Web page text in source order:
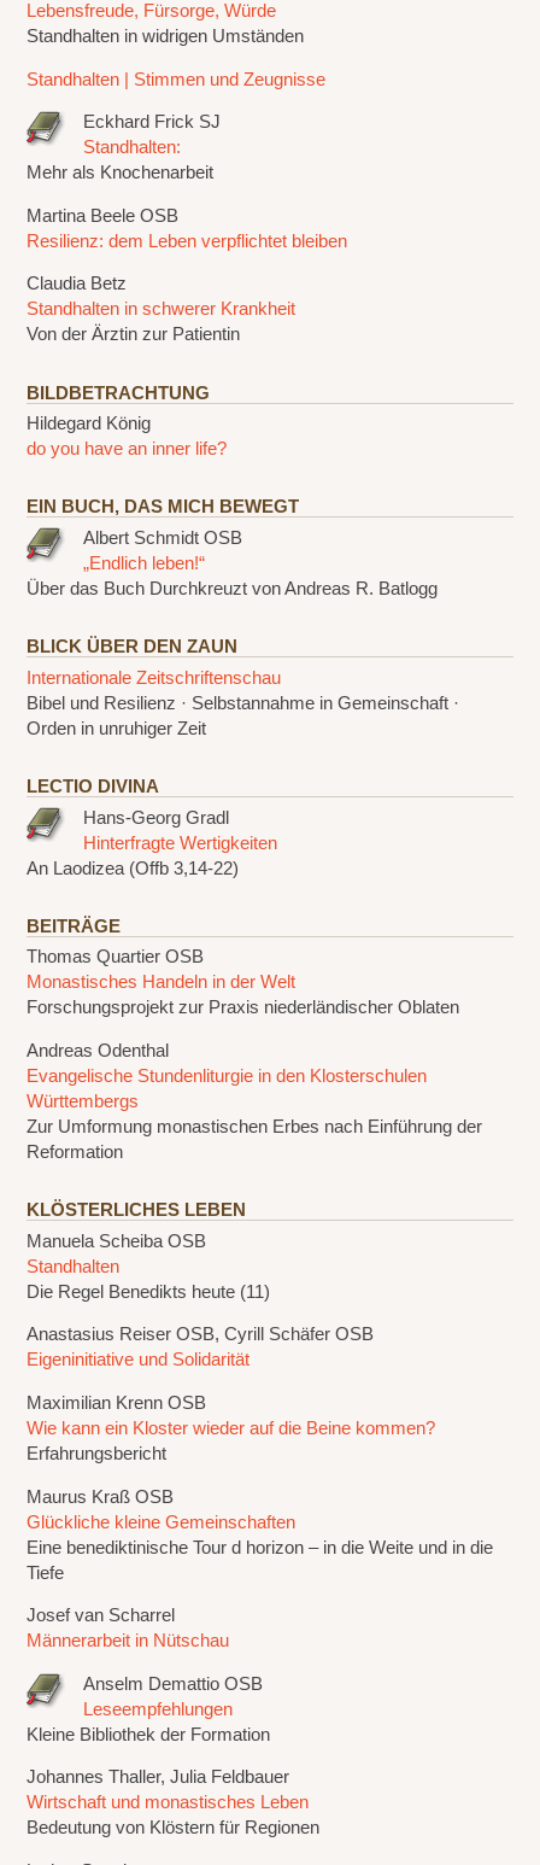
Lebensfreude, Fürsorge, Würde
Standhalten in widrigen Umständen
Standhalten | Stimmen und Zeugnisse
Eckhard Frick SJ
Standhalten:
Mehr als Knochenarbeit
Martina Beele OSB
Resilienz: dem Leben verpflichtet bleiben
Claudia Betz
Standhalten in schwerer Krankheit
Von der Ärztin zur Patientin
BILDBETRACHTUNG
Hildegard König
do you have an inner life?
EIN BUCH, DAS MICH BEWEGT
Albert Schmidt OSB
„Endlich leben!“
Über das Buch Durchkreuzt von Andreas R. Batlogg
BLICK ÜBER DEN ZAUN
Internationale Zeitschriftenschau
Bibel und Resilienz · Selbstannahme in Gemeinschaft ·
Orden in unruhiger Zeit
LECTIO DIVINA
Hans-Georg Gradl
Hinterfragte Wertigkeiten
An Laodizea (Offb 3,14-22)
BEITRÄGE
Thomas Quartier OSB
Monastisches Handeln in der Welt
Forschungsprojekt zur Praxis niederländischer Oblaten
Andreas Odenthal
Evangelische Stundenliturgie in den Klosterschulen
Württembergs
Zur Umformung monastischen Erbes nach Einführung der
Reformation
KLÖSTERLICHES LEBEN
Manuela Scheiba OSB
Standhalten
Die Regel Benedikts heute (11)
Anastasius Reiser OSB, Cyrill Schäfer OSB
Eigeninitiative und Solidarität
Maximilian Krenn OSB
Wie kann ein Kloster wieder auf die Beine kommen?
Erfahrungsbericht
Maurus Kraß OSB
Glückliche kleine Gemeinschaften
Eine benediktinische Tour d horizon – in die Weite und in die
Tiefe
Josef van Scharrel
Männerarbeit in Nütschau
Anselm Demattio OSB
Leseempfehlungen
Kleine Bibliothek der Formation
Johannes Thaller, Julia Feldbauer
Wirtschaft und monastisches Leben
Bedeutung von Klöstern für Regionen